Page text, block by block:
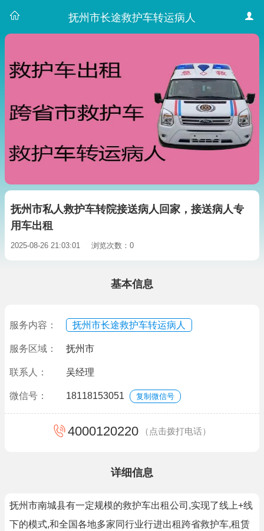
抚州市长途救护车转运病人
抚州市私人救护车转院接送病人回家，接送病人专
用车出租
2025-08-26 21:03:01 浏览次数：0
基本信息
服务内容： 抚州市长途救护车转运病人
服务区域： 抚州市
联系人： 吴经理
微信号： 18118153051 复制微信号
4000120220 （点击拨打电话）
详细信息
抚州市南城县有一定规模的救护车出租公司,实现了线上+线
下的模式,和全国各地多家同行业行进出租跨省救护车,租赁